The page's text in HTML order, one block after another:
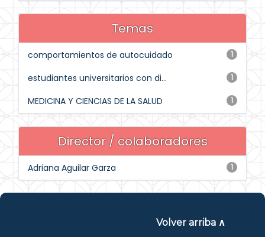
Temas
1
comportamientos de autocuidado
1
estudiantes universitarios con di...
1
MEDICINA Y CIENCIAS DE LA SALUD
Director / colaboradores
1
Adriana Aguilar Garza
Volver arriba ∧